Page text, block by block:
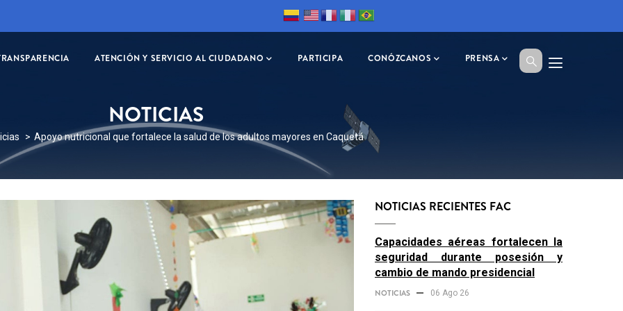
ATENCIÓN Y SERVICIO AL CIUDADANO PARTICIPA CONÓZCANOS PRENSA
NOTICIAS
Apoyo nutricional que fortalece la salud de los adultos mayores en Caquetá
NOTICIAS RECIENTES FAC
Capacidades aéreas fortalecen la
seguridad durante posesión y
cambio de mando presidencial
NOTICIAS 06 Ago 26